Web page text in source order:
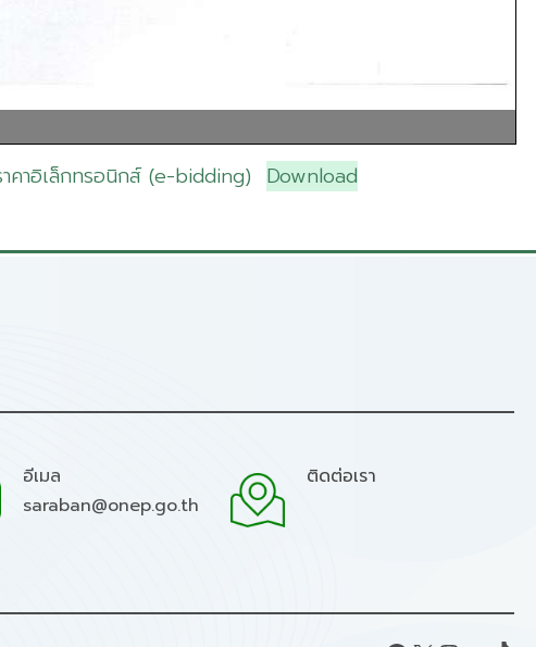
คาอิเล็กทรอนิกส์ (e-bidding) Download
อีเมล
saraban@onep.go.th
ติดต่อเรา